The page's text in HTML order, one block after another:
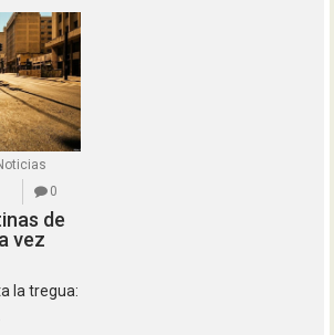
0
de
vez
la tregua: